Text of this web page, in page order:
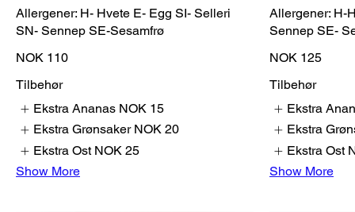
Allergener: H- Hvete E- Egg SI- Selleri
SN- Sennep SE-Sesamfrø
NOK 110
Tilbehør
Ekstra Ananas NOK 15
Ekstra Grønsaker NOK 20
Ekstra Ost NOK 25
Show More
Allergener: H-
Sennep SE-
NOK 125
Tilbehør
Ekstra
Ekstra
Ekstra Ost
Show More